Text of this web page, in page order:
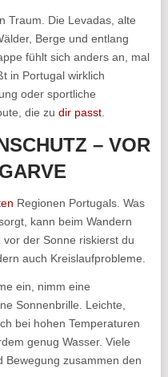
Traum. Die Levadas, alte
Berge und entlang
fühlt sich anders an, mal
in Portugal wirklich
oder sportliche
die zu dir passt.
– VOR
Regionen Portugals. Was
kann beim Wandern
der Sonne riskierst du
auch Kreislaufprobleme.
ein, nimm eine
Sonnenbrille. Leichte,
bei hohen Temperaturen
genug Wasser. Viele
Bewegung zusammen den